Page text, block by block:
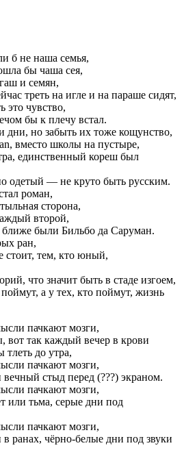
б не наша семья,
бы чаша сея,
и семян,
треть на игле и на параше сидят,
это чувство,
бы к плечу встал.
дни, но забыть их тоже кощунство,
вместо школы на пустыре,
единственный кореш был
одетый — не круто быть русским.
роман,
сторона,
второй,
были Бильбо да Саруман.
ран,
стоит, тем, кто юный,
что значит быть в стаде изгоем,
а у тех, кто поймут, жизнь
пачкают мозги,
вот так каждый вечер в крови
до утра,
пачкают мозги,
вечный стыд перед (???) экраном.
пачкают мозги,
или тьма, серые дни под
пачкают мозги,
ранах, чёрно-белые дни под звуки